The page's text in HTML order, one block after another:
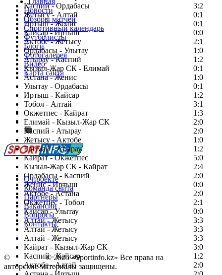
Каспий - Ордабасы
3:2
Жетысу - Алтай
0:1
Иртыш - Женис
0:1
Кайсар - Иртыш
0:0
Актобе - Жетысу
2:1
Ордабасы - Улытау
1:0
Атырау - Каспий
1:2
Кызыл-Жар СК - Елимай
0:1
Астана - Женис
1:0
Улытау - Ордабасы
0:1
Иртыш - Кайсар
1:2
Тобол - Алтай
3:1
Окжетпес - Кайрат
1:3
Елимай - Кызыл-Жар СК
2:0
Каспий - Атырау
2:0
Жетысу - Актобе
1:0
Елимай - Атырау
1:2
Кайрат - Окжетпес
5:0
Кызыл-Жар СК - Кайрат
2:4
Ордабасы - Каспий
2:0
Женис - Иртыш
0:0
Актобе - Астана
2:0
Окжетпес - Тобол
2:1
Кайсар - Улытау
0:0
Алтай - Жетысу
3:3
Алтай - Жетысу
3:3
Алтай - Жетысу
3:3
Кайрат - Кызыл-Жар СК
3:0
Каспий - Кайсар
1:2
Актобе - Алтай
2:0
Новости
Обзоры матчей
Спортивный календарь
Футболисты
Блоги
Фотогалерея
Видео
Карта сайта
Есть идея?
Сообщить о мероприятии
Перейти на старый сайт
О проекте
Команда сайта
Партнеры
Вакансии
Вопросы
Контакты
© Copyright© 2025 «Sportinfo.kz» Все права на
авторские материалы защищены.